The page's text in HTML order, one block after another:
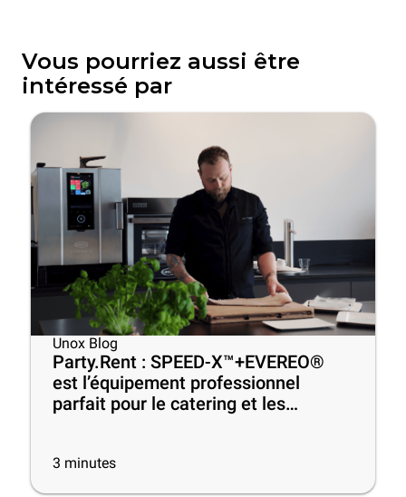
Vous pourriez aussi être
intéressé par
Unox Blog
Party.Rent : SPEED-X™+EVEREO®
est l’équipement professionnel
parfait pour le catering et les
3 minutes